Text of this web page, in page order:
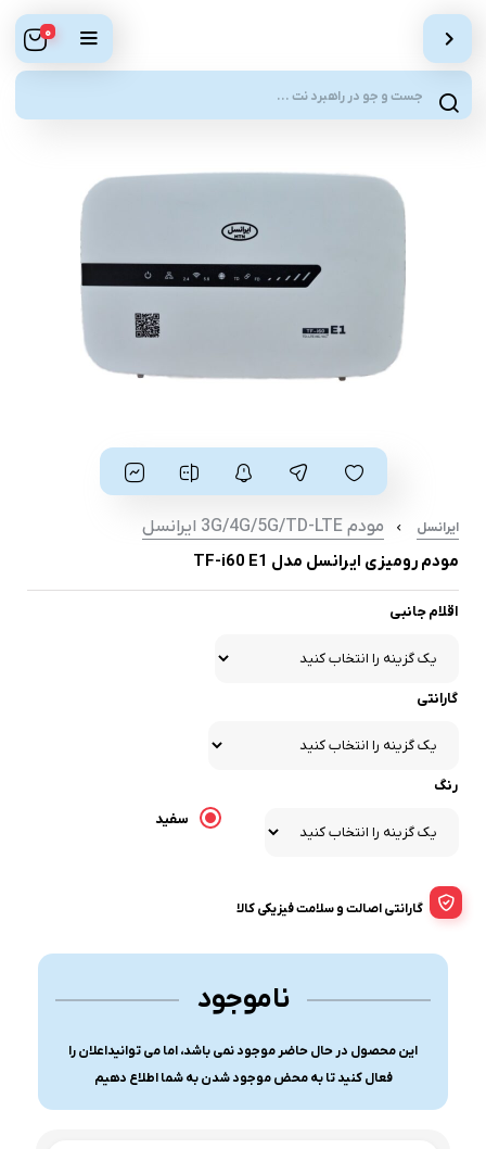
0
Products
search
ایرانسل
مودم 3G/4G/5G/TD-LTE ایرانسل
مودم رومیزی ایرانسل مدل TF-i60 E1
اقلام جانبی
گارانتی
رنگ
سفید
گارانتی اصالت و سلامت فیزیکی کالا
ناموجود
این محصول در حال حاضر موجود نمی باشد، اما می توانیداعلان را
فعال کنید تا به محض موجود شدن به شما اطلاع دهیم